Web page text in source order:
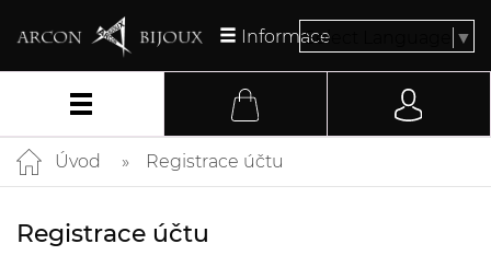
InformaceSelect Language ▼
Úvod Registrace účtu
Registrace účtu